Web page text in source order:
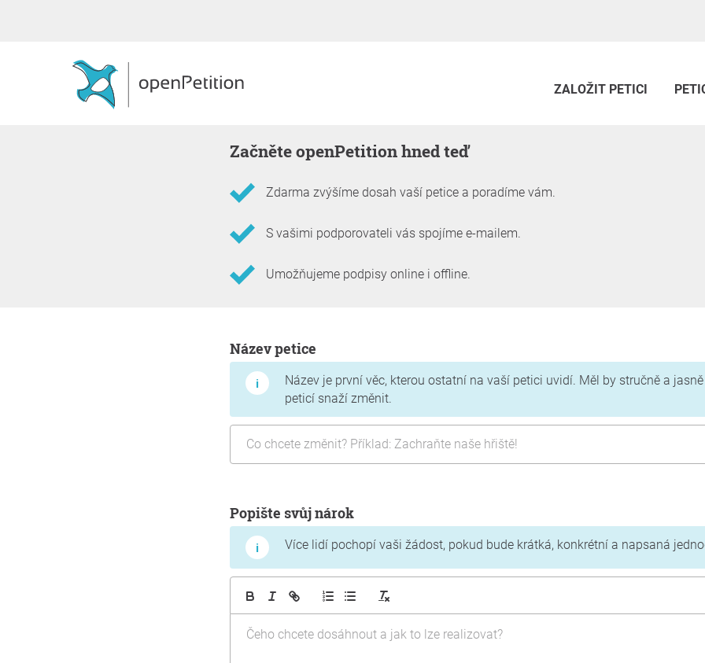
ZALOŽIT PETICI
Začněte openPetition hned teď
Zdarma zvýšíme dosah vaší petice a poradíme vám.
S vašimi podporovateli vás spojíme e-mailem.
Umožňujeme podpisy online i offline.
Název petice
Název je první věc, kterou ostatní na vaší petici uvidí. Měl by stručně a
peticí snaží změnit.
Popište svůj nárok
Více lidí pochopí vaši žádost, pokud bude krátká, konkrétní a napsaná